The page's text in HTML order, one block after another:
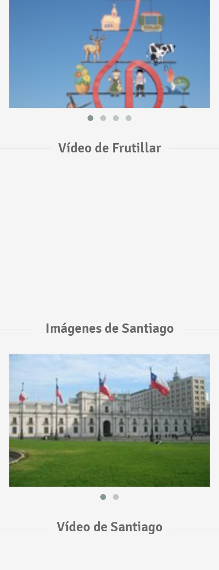
Vídeo de Frutillar
Imágenes de Santiago
Vídeo de Santiago